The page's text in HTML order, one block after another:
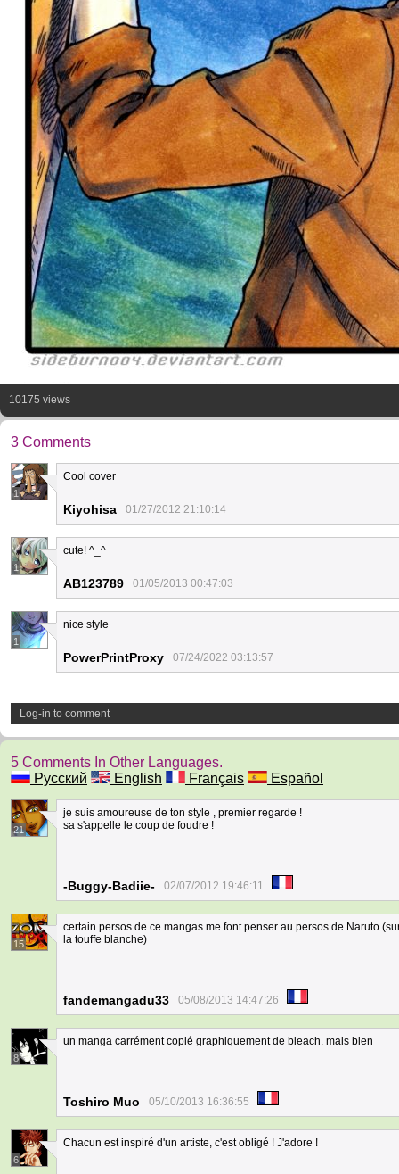
10175 views
3 Comments
1
Cool cover
Kiyohisa 01/27/2012 21:10:14
1
cute! ^_^
AB123789 01/05/2013 00:47:03
1
nice style
PowerPrintProxy 07/24/2022 03:13:57
Log-in to comment
5 Comments In Other Languages.
Русский
English Français Español
21
je suis amoureuse de ton style , premier regarde !
sa s'appelle le coup de foudre !
-Buggy-Badiie- 02/07/2012 19:46:11
15
certain persos de ce mangas me font penser au persos de Naruto
la touffe blanche)
fandemangadu33 05/08/2013 14:47:26
8
un manga carrément copié graphiquement de bleach. mais bien
Toshiro Muo 05/10/2013 16:36:55
6
Chacun est inspiré d'un artiste, c'est obligé ! J'adore !